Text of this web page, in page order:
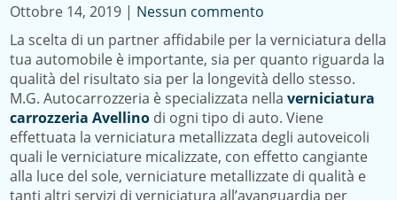
Ottobre 14, 2019 | Nessun commento
La scelta di un partner affidabile per la verniciatura della
tua automobile è importante, sia per quanto riguarda la
qualità del risultato sia per la longevità dello stesso.
M.G. Autocarrozzeria è specializzata nellaverniciatura
carrozzeria Avellino di ogni tipo di auto. Viene
effettuata la verniciatura metallizzata degli autoveicoli
quali le verniciature micalizzate, con effetto cangiante
alla luce del sole, verniciature metallizzate di qualità e
tanti altri servizi di verniciatura all’avanguardia per